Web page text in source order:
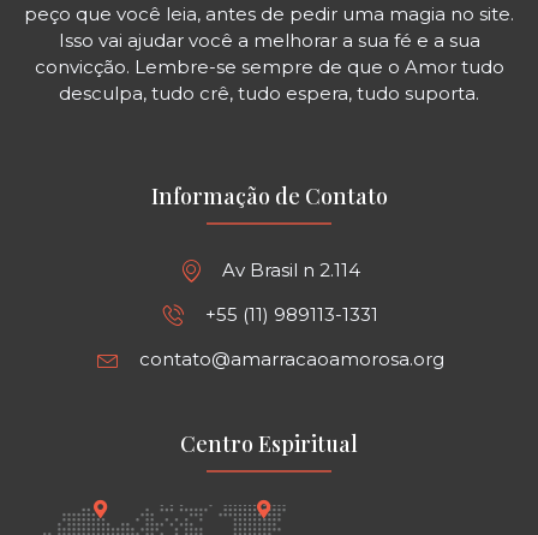
peço que você leia, antes de pedir uma magia no site.
Isso vai ajudar você a melhorar a sua fé e a sua
convicção. Lembre-se sempre de que o Amor tudo
desculpa, tudo crê, tudo espera, tudo suporta.
Informação de Contato
Av Brasil n 2.114
+55 (11) 989113-1331
contato@amarracaoamorosa.org
Centro Espiritual